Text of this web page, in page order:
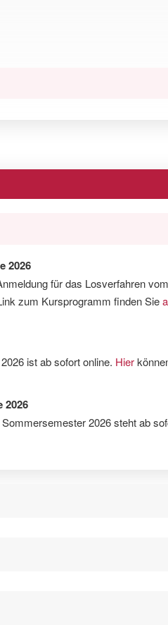
2026
für das Losverfahren
zum Kursprogramm finden Sie
ist ab sofort online. Hier
2026
2026 steht ab